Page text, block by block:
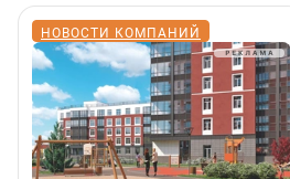
НОВОСТИ КОМПАНИЙ